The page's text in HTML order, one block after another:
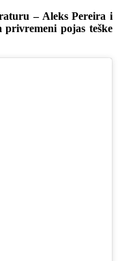
– Aleks Pereira i
pojas teške